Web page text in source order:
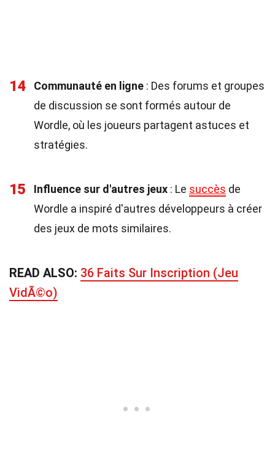
14 Communauté en ligne : Des forums et groupes
de discussion se sont formés autour de
Wordle, où les joueurs partagent astuces et
stratégies.
15 Influence sur d'autres jeux : Le succès de
Wordle a inspiré d'autres développeurs à créer
des jeux de mots similaires.
READ ALSO: 36 Faits Sur Inscription (Jeu
VidÃ©o)